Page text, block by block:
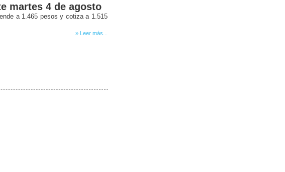
martes 4 de agosto
a 1.465 pesos y cotiza a 1.515
» Leer más...